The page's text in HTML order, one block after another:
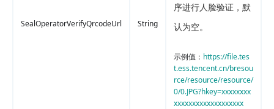
SealOperatorVerifyQrcodeUrl String
序进行人脸验证，默
认为空。
示例值： https://file.tes
t.ess.tencent.cn/bresou
rce/resource/resource/
0/0.JPG?hkey=xxxxxxxx
xxxxxxxxxxxxxxxxxxx